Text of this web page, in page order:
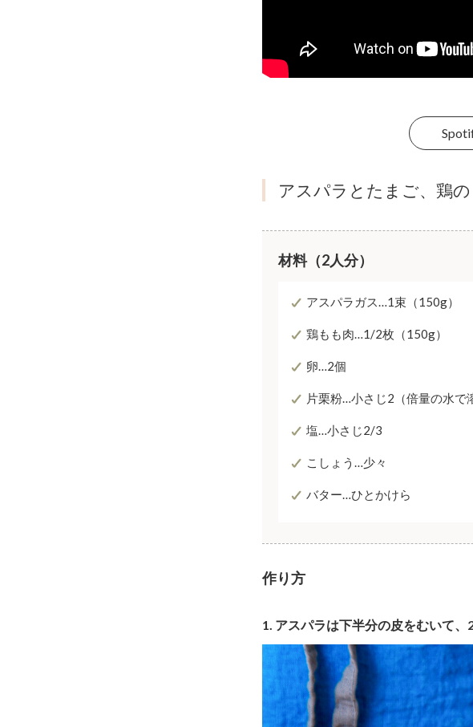
アスパラとたまご、鶏
材料（2人分）
アスパラガス…1束（150g）
鶏もも肉…1/2枚（150g）
卵…2個
片栗粉…小さじ2（倍量の水で
塩…小さじ2/3
こしょう…少々
バター…ひとかけら
作り方
1. アスパラは下半分の皮をむいて、